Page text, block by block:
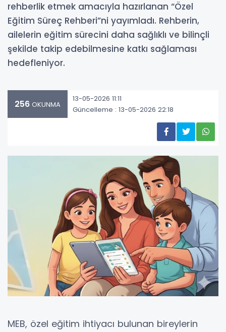
rehberlik etmek amacıyla hazırlanan “Özel
Eğitim Süreç Rehberi”ni yayımladı. Rehberin,
ailelerin eğitim sürecini daha sağlıklı ve bilinçli
şekilde takip edebilmesine katkı sağlaması
hedefleniyor.
256 OKUNMA
13-05-2026 11:11
Güncelleme : 13-05-2026 22:18
MEB, özel eğitim ihtiyacı bulunan bireylerin